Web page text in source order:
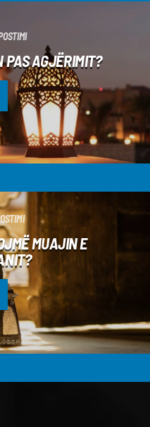
PAS AGJËRIMIT?
MUAJIN E